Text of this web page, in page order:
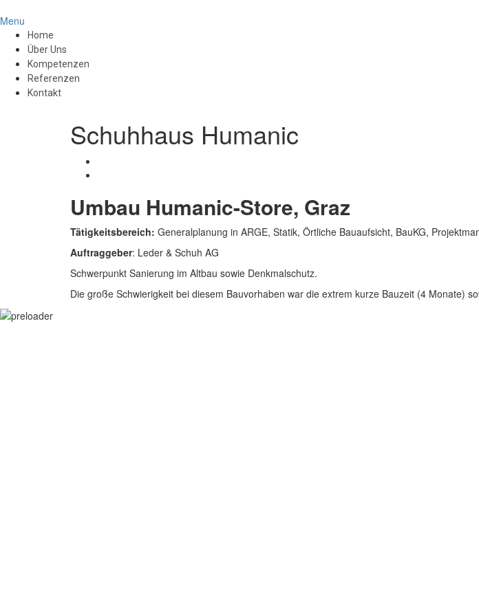
Menu
Home
Über Uns
Kompetenzen
Referenzen
Kontakt
Schuhhaus Humanic
Umbau Humanic-Store, Graz
Tätigkeitsbereich: Generalplanung in ARGE, Statik, Örtliche Bauaufsicht, BauKG,
Auftraggeber: Leder & Schuh AG
Schwerpunkt Sanierung im Altbau sowie Denkmalschutz.
Die große Schwierigkeit bei diesem Bauvorhaben war die extrem kurze Bauzeit (4 Monate)